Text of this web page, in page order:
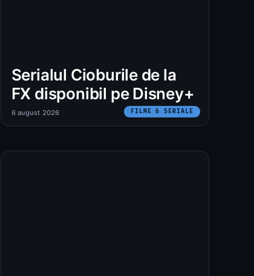
Serialul Cioburile de la
FX disponibil pe Disney+
FILME & SERIALE
6 august 2026